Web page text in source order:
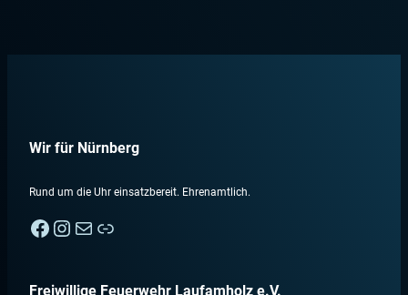
Wir für Nürnberg
Rund um die Uhr einsatzbereit. Ehrenamtlich.
Facebook Instagram E-Mail Nebenan
Freiwillige Feuerwehr Laufamholz e.V.